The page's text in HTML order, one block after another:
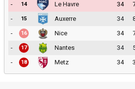
-
14 Le Havre 34
-
15 Auxerre 34
-
16 Nice 34
-
17 Nantes 34
-
18 Metz 34 3